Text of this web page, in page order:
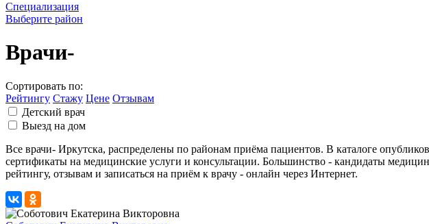
Специализация
Выберите район
Врачи-
Сортировать по:
Рейтингу Стажу Цене Отзывам
Детский врач
Выезд на дом
Все врачи- Иркутска, распределены по районам приёма пациентов. В каталоге
сертификаты на медицинские услуги и консультации. Большинство - кандидаты
рейтингу, отзывам и записаться на приём к врачу - онлайн через Интернет.